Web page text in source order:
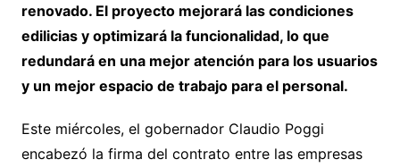
renovado. El proyecto mejorará las condiciones
edilicias y optimizará la funcionalidad, lo que
redundará en una mejor atención para los usuarios
y un mejor espacio de trabajo para el personal.
Este miércoles, el gobernador Claudio Poggi
encabezó la firma del contrato entre las empresas